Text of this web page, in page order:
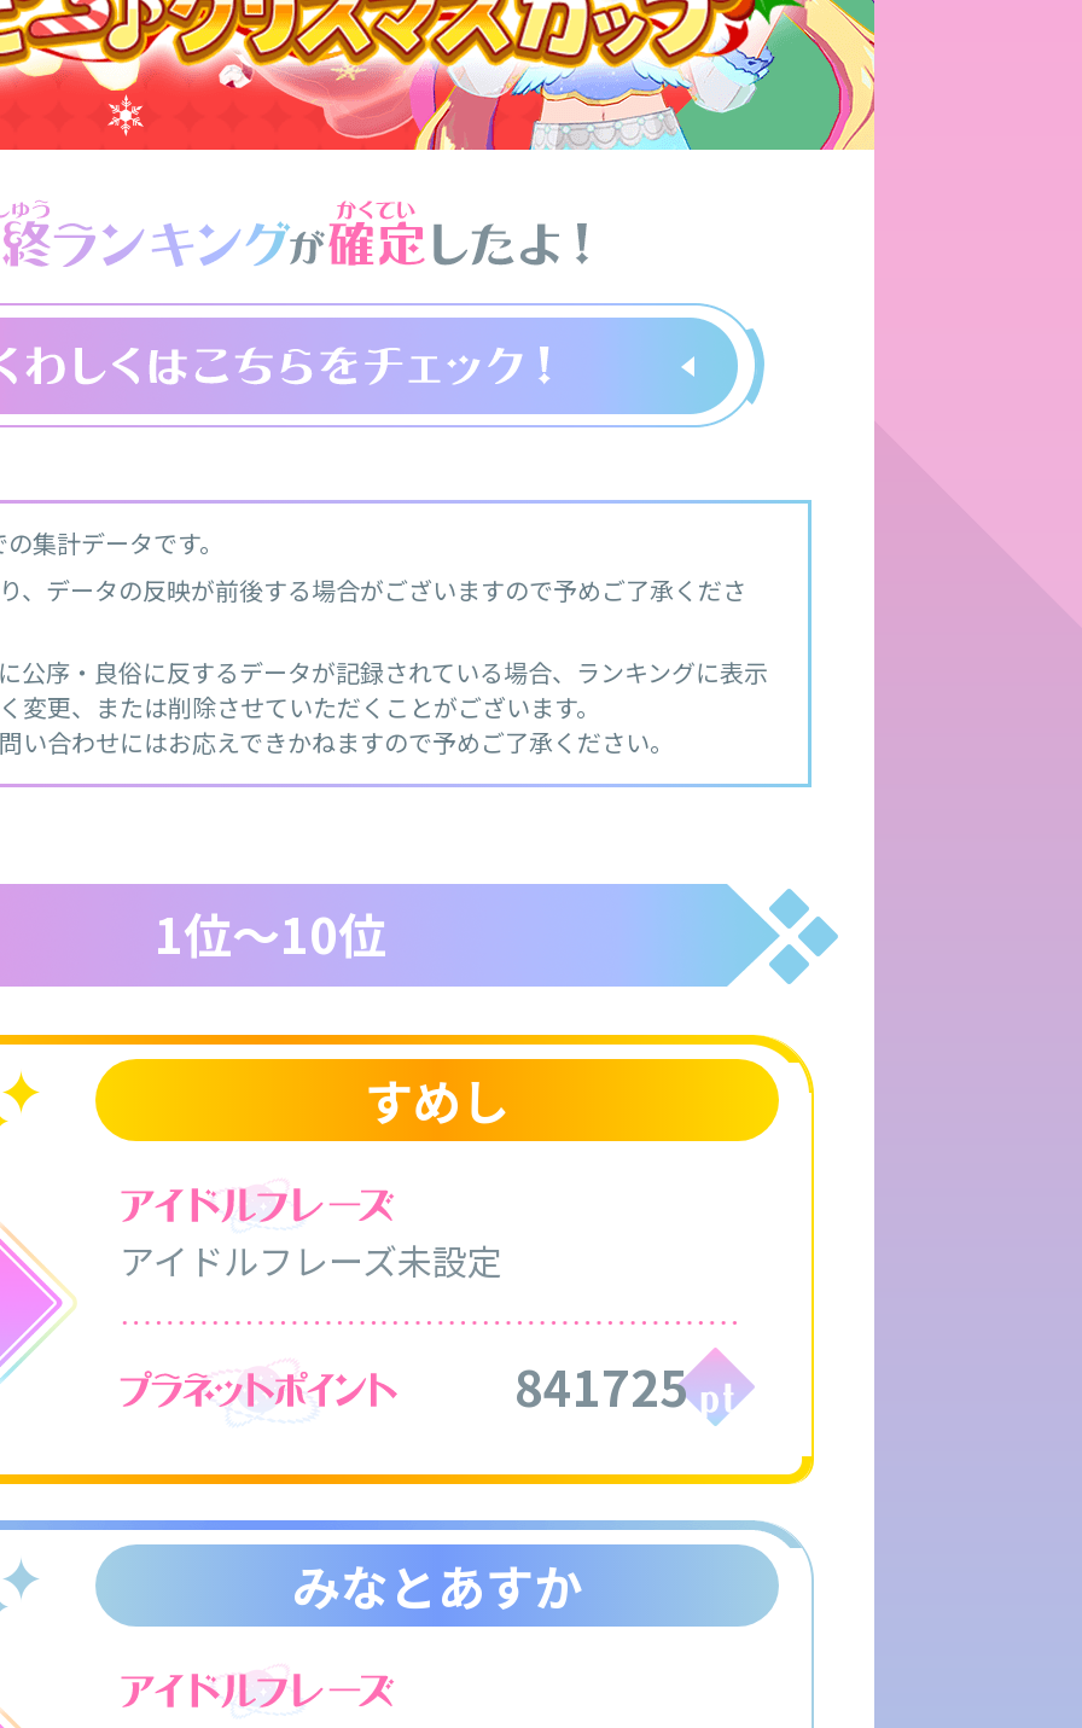
集計データです。
、データの反映が前後する場合がございますので予めご了承くださ
公序・良俗に反するデータが記録されている場合、ランキングに表示
変更、または削除させていただくことがございます。
い合わせにはお応えできかねますので予めご了承ください。
1位～10位
すめし
アイドルフレーズ未設定
841725
みなとあすか